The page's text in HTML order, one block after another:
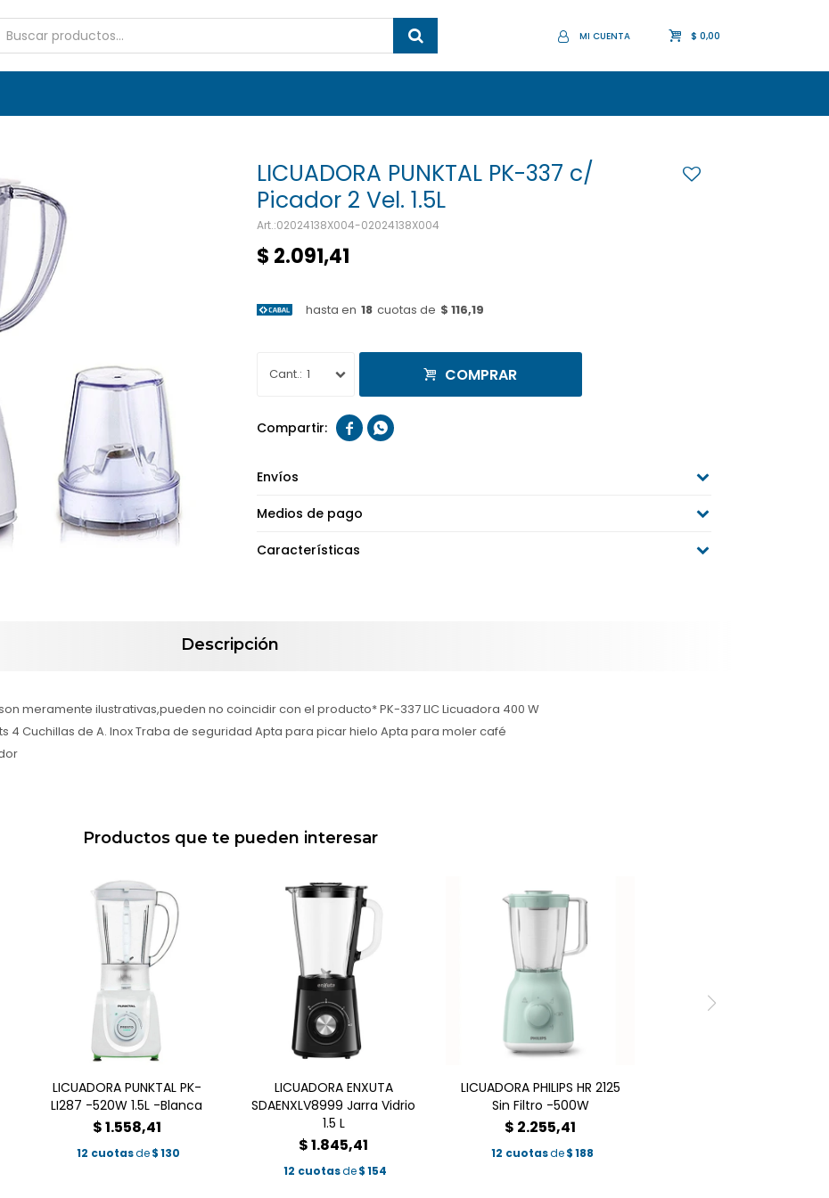
$ 0,00
LICUADORA PUNKTAL PK-337 c/
Picador 2 Vel. 1.5L
02024138X004-02024138X004
$ 2.091,41
hasta en 18 cuotas de $ 116,19
1 COMPRAR
 
Envíos
Medios de pago
Características
Descripción
meramente ilustrativas,pueden no coincidir con el producto* PK-337 LIC Licuadora 400 W
4 Cuchillas de A. Inox Traba de seguridad Apta para picar hielo Apta para moler café
Productos que te pueden interesar
LICUADORA PUNKTAL PK-
LI287 -520W 1.5L -Blanca
$1.558,41
12 cuotasde$130
LICUADORA ENXUTA
SDAENXLV8999 Jarra Vidrio
1.5 L
$1.845,41
12 cuotasde$154
LICUADORA PHILIPS HR 2125
Sin Filtro -500W
$ 2.255,41
12 cuotasde $188